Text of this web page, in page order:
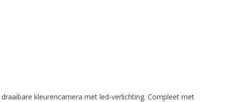
kleurencamera met led-verlichting. Compleet met